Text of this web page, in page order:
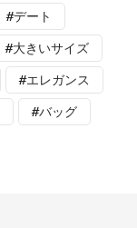
#デート
#大きいサイズ
#エレガンス
#バッグ